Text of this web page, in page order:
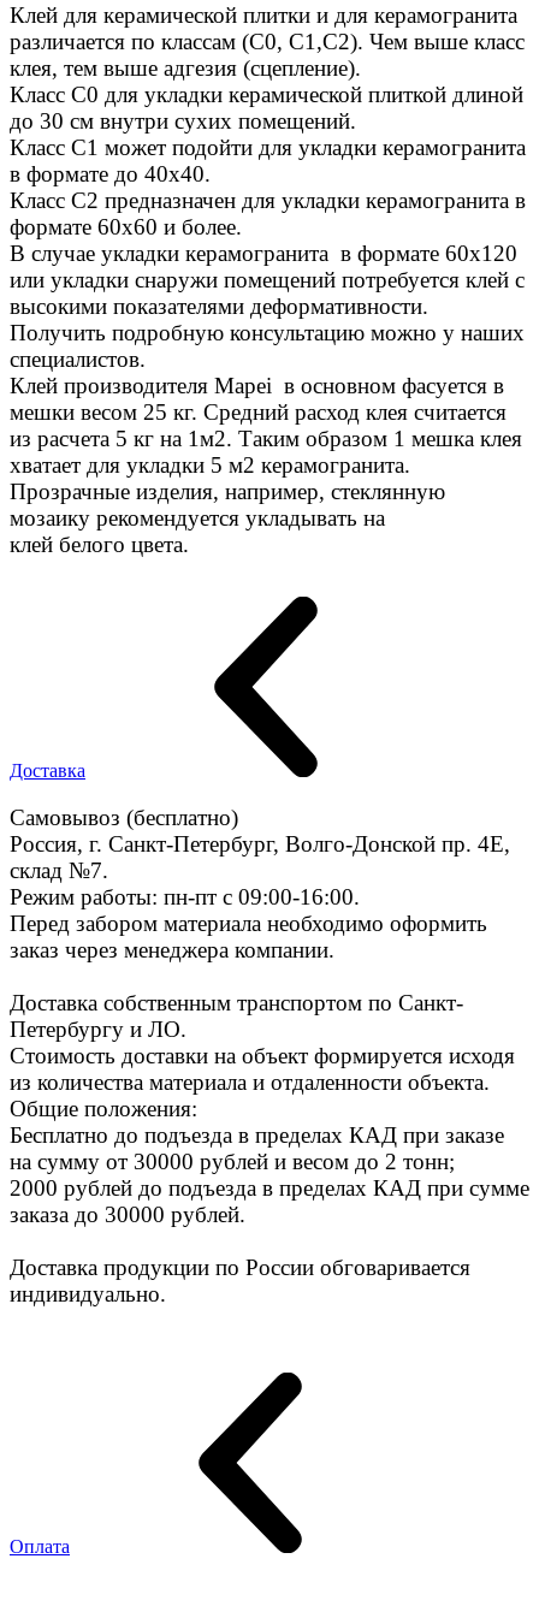
Клей для керамической плитки и для керамогранита
различается по классам (C0, C1,C2). Чем выше класс
клея, тем выше адгезия (сцепление).
Класс С0 для укладки керамической плиткой длиной
до 30 см внутри сухих помещений.
Класс C1 может подойти для укладки керамогранита
в формате до 40х40.
Класс C2 предназначен для укладки керамогранита в
формате 60х60 и более.
В случае укладки керамогранита в формате 60х120
или укладки снаружи помещений потребуется клей с
высокими показателями деформативности.
Получить подробную консультацию можно у наших
специалистов.
Клей производителя Mapei в основном фасуется в
мешки весом 25 кг. Средний расход клея считается
из расчета 5 кг на 1м2. Таким образом 1 мешка клея
хватает для укладки 5 м2 керамогранита.
Прозрачные изделия, например, стеклянную
мозаику рекомендуется укладывать на
клей белого цвета.
Доставка
Самовывоз (бесплатно)
Россия, г. Санкт-Петербург, Волго-Донской пр. 4E,
склад №7.
Режим работы: пн-пт с 09:00-16:00.
Перед забором материала необходимо оформить
заказ через менеджера компании.
Доставка собственным транспортом по Санкт-
Петербургу и ЛО.
Стоимость доставки на объект формируется исходя
из количества материала и отдаленности объекта.
Общие положения:
Бесплатно до подъезда в пределах КАД при заказе
на сумму от 30000 рублей и весом до 2 тонн;
2000 рублей до подъезда в пределах КАД при сумме
заказа до 30000 рублей.
Доставка продукции по России обговаривается
индивидуально.
Оплата